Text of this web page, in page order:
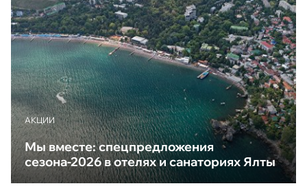
АКЦИИ
Мы вместе: спецпредложения
сезона-2026 в отелях и санаториях Ялты